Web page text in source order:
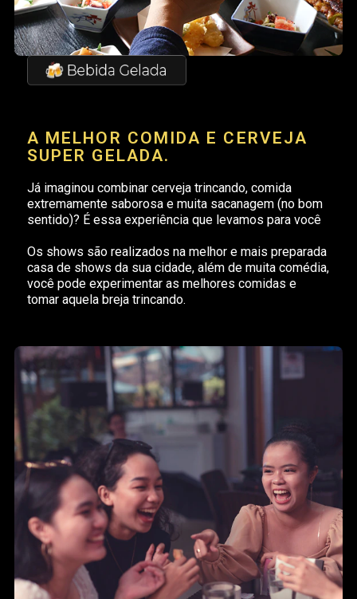
A MELHOR COMIDA E CERVEJA
SUPER GELADA.
Já imaginou combinar cerveja trincando, comida
extremamente saborosa e muita sacanagem (no bom
sentido)? É essa experiência que levamos para você
Os shows são realizados na melhor e mais preparada
casa de shows da sua cidade, além de muita comédia,
você pode experimentar as melhores comidas e
tomar aquela breja trincando.